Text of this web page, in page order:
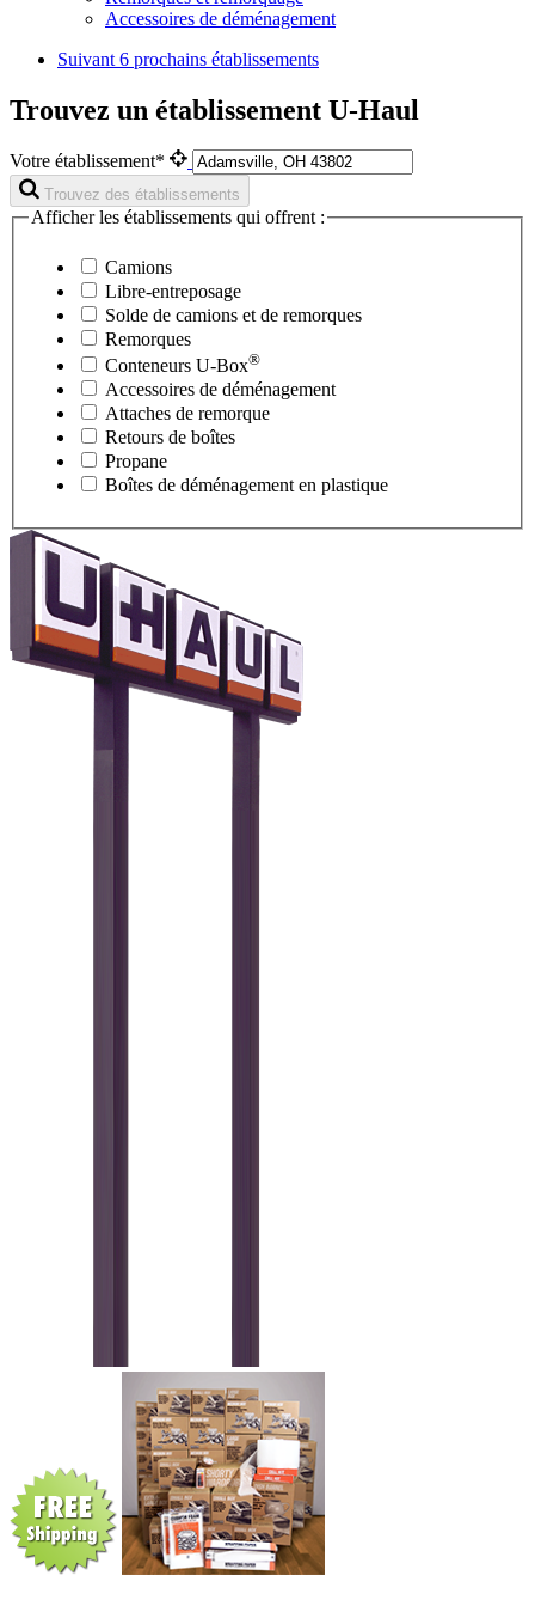
Accessoires de déménagement
Suivant 6 prochains établissements
Trouvez un établissement U-Haul
Votre établissement*
Trouvez des établissements
Afficher les établissements qui offrent :
Camions
Libre-entreposage
Solde de camions et de remorques
Remorques
Conteneurs U-Box®
Accessoires de déménagement
Attaches de remorque
Retours de boîtes
Propane
Boîtes de déménagement en plastique